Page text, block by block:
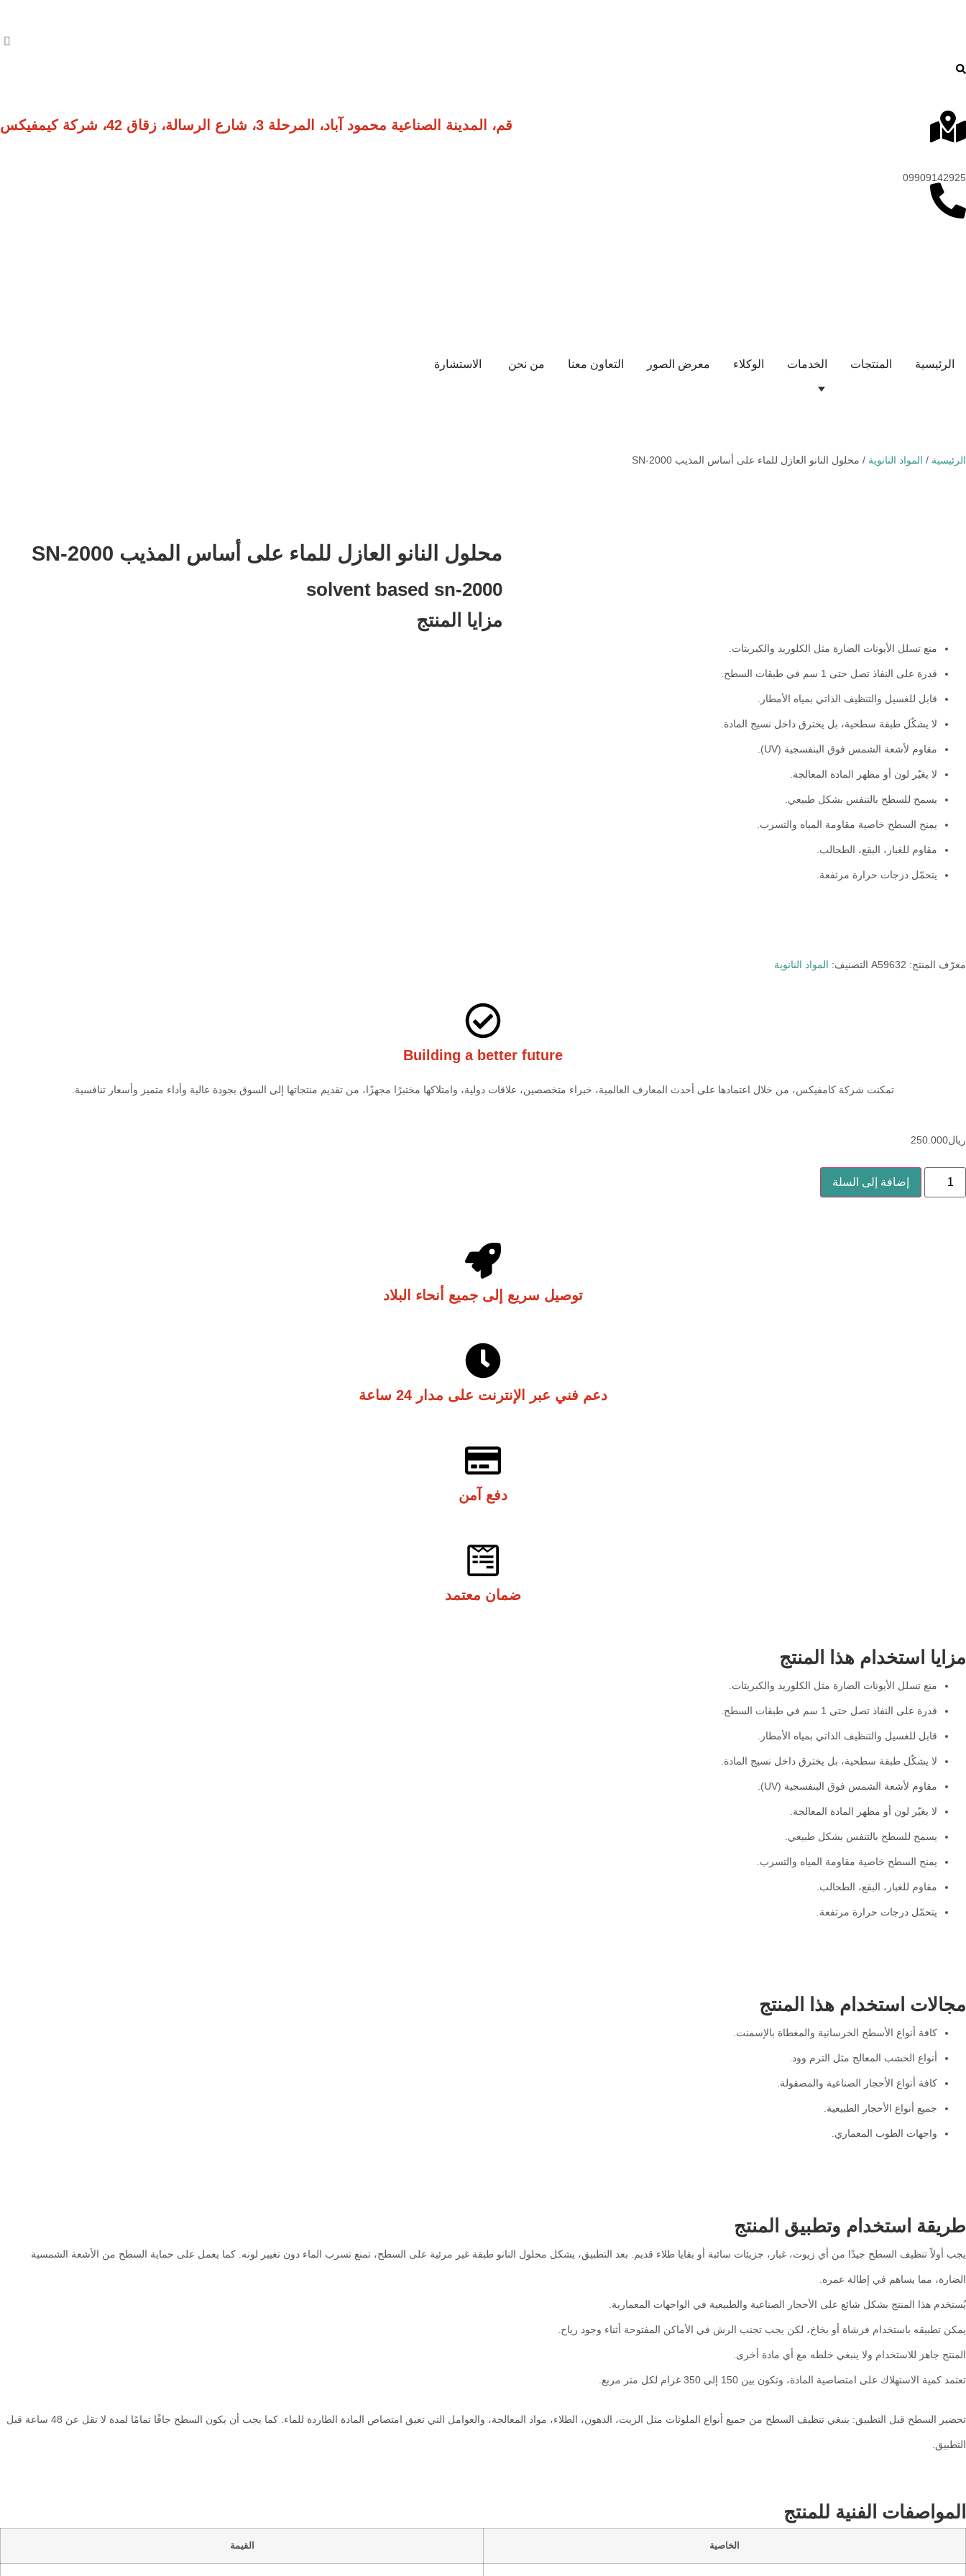
قم، المدينة الصناعية محمود آباد، المرحلة 3، شارع الرسالة، زقاق 42، شركة كيمفيكس
09909142925
الرئيسية المنتجات الخدمات الوكلاء معرض الصور التعاون معنا من نحن الاستشارة
الرئيسية / المواد النانوية / محلول النانو العازل للماء على أساس المذيب SN-2000
محلول النانو العازل للماء على أساس المذيب SN-2000
solvent based sn-2000
مزايا المنتج
منع تسلل الأيونات الضارة مثل الكلوريد والكبريتات.
قدرة على النفاذ تصل حتى 1 سم في طبقات السطح.
قابل للغسيل والتنظيف الذاتي بمياه الأمطار.
لا يشكّل طبقة سطحية، بل يخترق داخل نسيج المادة.
مقاوم لأشعة الشمس فوق البنفسجية (UV).
لا يغيّر لون أو مظهر المادة المعالجة.
يسمح للسطح بالتنفس بشكل طبيعي.
يمنح السطح خاصية مقاومة المياه والتسرب.
مقاوم للغبار، البقع، الطحالب.
يتحمّل درجات حرارة مرتفعة.
معرّف المنتج: A59632 التصنيف: المواد النانوية
Building a better future
تمكنت شركة كامفيكس، من خلال اعتمادها على أحدث المعارف العالمية، خبراء متخصصين، علاقات دولية، وامتلاكها مختبرًا مجهزًا، من تقديم منتجاتها إلى السوق بجودة عالية وأداء متميز وأسعار تنافسية.
ریال250.000
إضافة إلى السلة
توصيل سريع إلى جميع أنحاء البلاد
دعم فني عبر الإنترنت على مدار 24 ساعة
دفع آمن
ضمان معتمد
مزايا استخدام هذا المنتج
منع تسلل الأيونات الضارة مثل الكلوريد والكبريتات.
قدرة على النفاذ تصل حتى 1 سم في طبقات السطح.
قابل للغسيل والتنظيف الذاتي بمياه الأمطار.
لا يشكّل طبقة سطحية، بل يخترق داخل نسيج المادة.
مقاوم لأشعة الشمس فوق البنفسجية (UV).
لا يغيّر لون أو مظهر المادة المعالجة.
يسمح للسطح بالتنفس بشكل طبيعي.
يمنح السطح خاصية مقاومة المياه والتسرب.
مقاوم للغبار، البقع، الطحالب.
يتحمّل درجات حرارة مرتفعة.
مجالات استخدام هذا المنتج
كافة أنواع الأسطح الخرسانية والمغطاة بالإسمنت.
أنواع الخشب المعالج مثل الترم وود.
كافة أنواع الأحجار الصناعية والمصقولة.
جميع أنواع الأحجار الطبيعية.
واجهات الطوب المعماري.
طريقة استخدام وتطبيق المنتج
يجب أولاً تنظيف السطح جيدًا من أي زيوت، غبار، جزيئات سائبة أو بقايا طلاء قديم. بعد التطبيق، يشكل محلول النانو طبقة غير مرئية على السطح، تمنع تسرب الماء دون تغيير لونه. كما يعمل على حماية السطح من الأشعة الشمسية
الضارة، مما يساهم في إطالة عمره.
يُستخدم هذا المنتج بشكل شائع على الأحجار الصناعية والطبيعية في الواجهات المعمارية.
يمكن تطبيقه باستخدام فرشاة أو بخاخ، لكن يجب تجنب الرش في الأماكن المفتوحة أثناء وجود رياح.
المنتج جاهز للاستخدام ولا ينبغي خلطه مع أي مادة أخرى.
تعتمد كمية الاستهلاك على امتصاصية المادة، وتكون بين 150 إلى 350 غرام لكل متر مربع.
تحضير السطح قبل التطبيق: ينبغي تنظيف السطح من جميع أنواع الملوثات مثل الزيت، الدهون، الطلاء، مواد المعالجة، والعوامل التي تعيق امتصاص المادة الطاردة للماء. كما يجب أن يكون السطح جافًا تمامًا لمدة لا تقل عن 48 ساعة قبل
التطبيق.
المواصفات الفنية للمنتج
الخاصية القيمة